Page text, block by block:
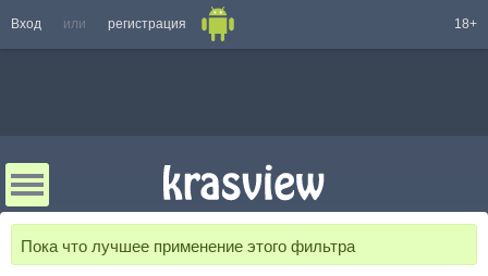
Вход или регистрация 18+
Пока что лучшее применение этого фильтра